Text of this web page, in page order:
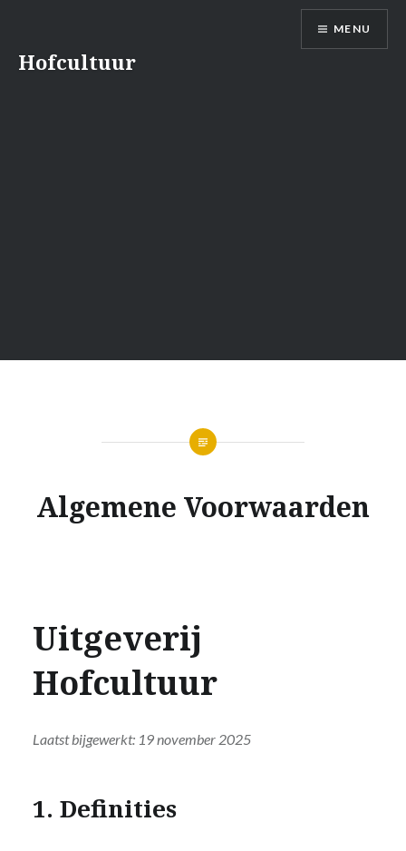
inhoudHofcultuur
MENU
Algemene Voorwaarden
Uitgeverij
Hofcultuur
Laatst bijgewerkt: 19 november 2025
1. Definities